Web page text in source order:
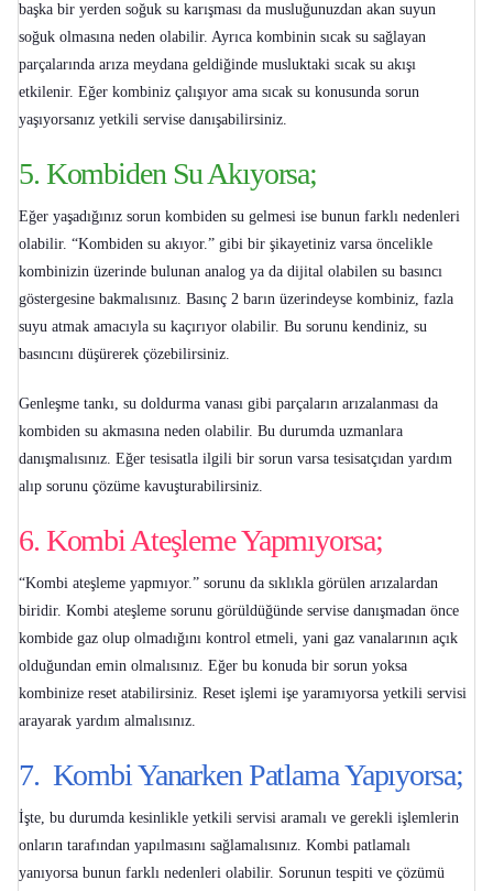
başka bir yerden soğuk su karışması da musluğunuzdan akan suyun
soğuk olmasına neden olabilir. Ayrıca kombinin sıcak su sağlayan
parçalarında arıza meydana geldiğinde musluktaki sıcak su akışı
etkilenir. Eğer kombiniz çalışıyor ama sıcak su konusunda sorun
yaşıyorsanız yetkili servise danışabilirsiniz.
5. Kombiden Su Akıyorsa;
Eğer yaşadığınız sorun kombiden su gelmesi ise bunun farklı nedenleri
olabilir. “Kombiden su akıyor.” gibi bir şikayetiniz varsa öncelikle
kombinizin üzerinde bulunan analog ya da dijital olabilen su basıncı
göstergesine bakmalısınız. Basınç 2 barın üzerindeyse kombiniz, fazla
suyu atmak amacıyla su kaçırıyor olabilir. Bu sorunu kendiniz, su
basıncını düşürerek çözebilirsiniz.
Genleşme tankı, su doldurma vanası gibi parçaların arızalanması da
kombiden su akmasına neden olabilir. Bu durumda uzmanlara
danışmalısınız. Eğer tesisatla ilgili bir sorun varsa tesisatçıdan yardım
alıp sorunu çözüme kavuşturabilirsiniz.
6. Kombi Ateşleme Yapmıyorsa;
“Kombi ateşleme yapmıyor.” sorunu da sıklıkla görülen arızalardan
biridir. Kombi ateşleme sorunu görüldüğünde servise danışmadan önce
kombide gaz olup olmadığını kontrol etmeli, yani gaz vanalarının açık
olduğundan emin olmalısınız. Eğer bu konuda bir sorun yoksa
kombinize reset atabilirsiniz. Reset işlemi işe yaramıyorsa yetkili servisi
arayarak yardım almalısınız.
7. Kombi Yanarken Patlama Yapıyorsa;
İşte, bu durumda kesinlikle yetkili servisi aramalı ve gerekli işlemlerin
onların tarafından yapılmasını sağlamalısınız. Kombi patlamalı
yanıyorsa bunun farklı nedenleri olabilir. Sorunun tespiti ve çözümü